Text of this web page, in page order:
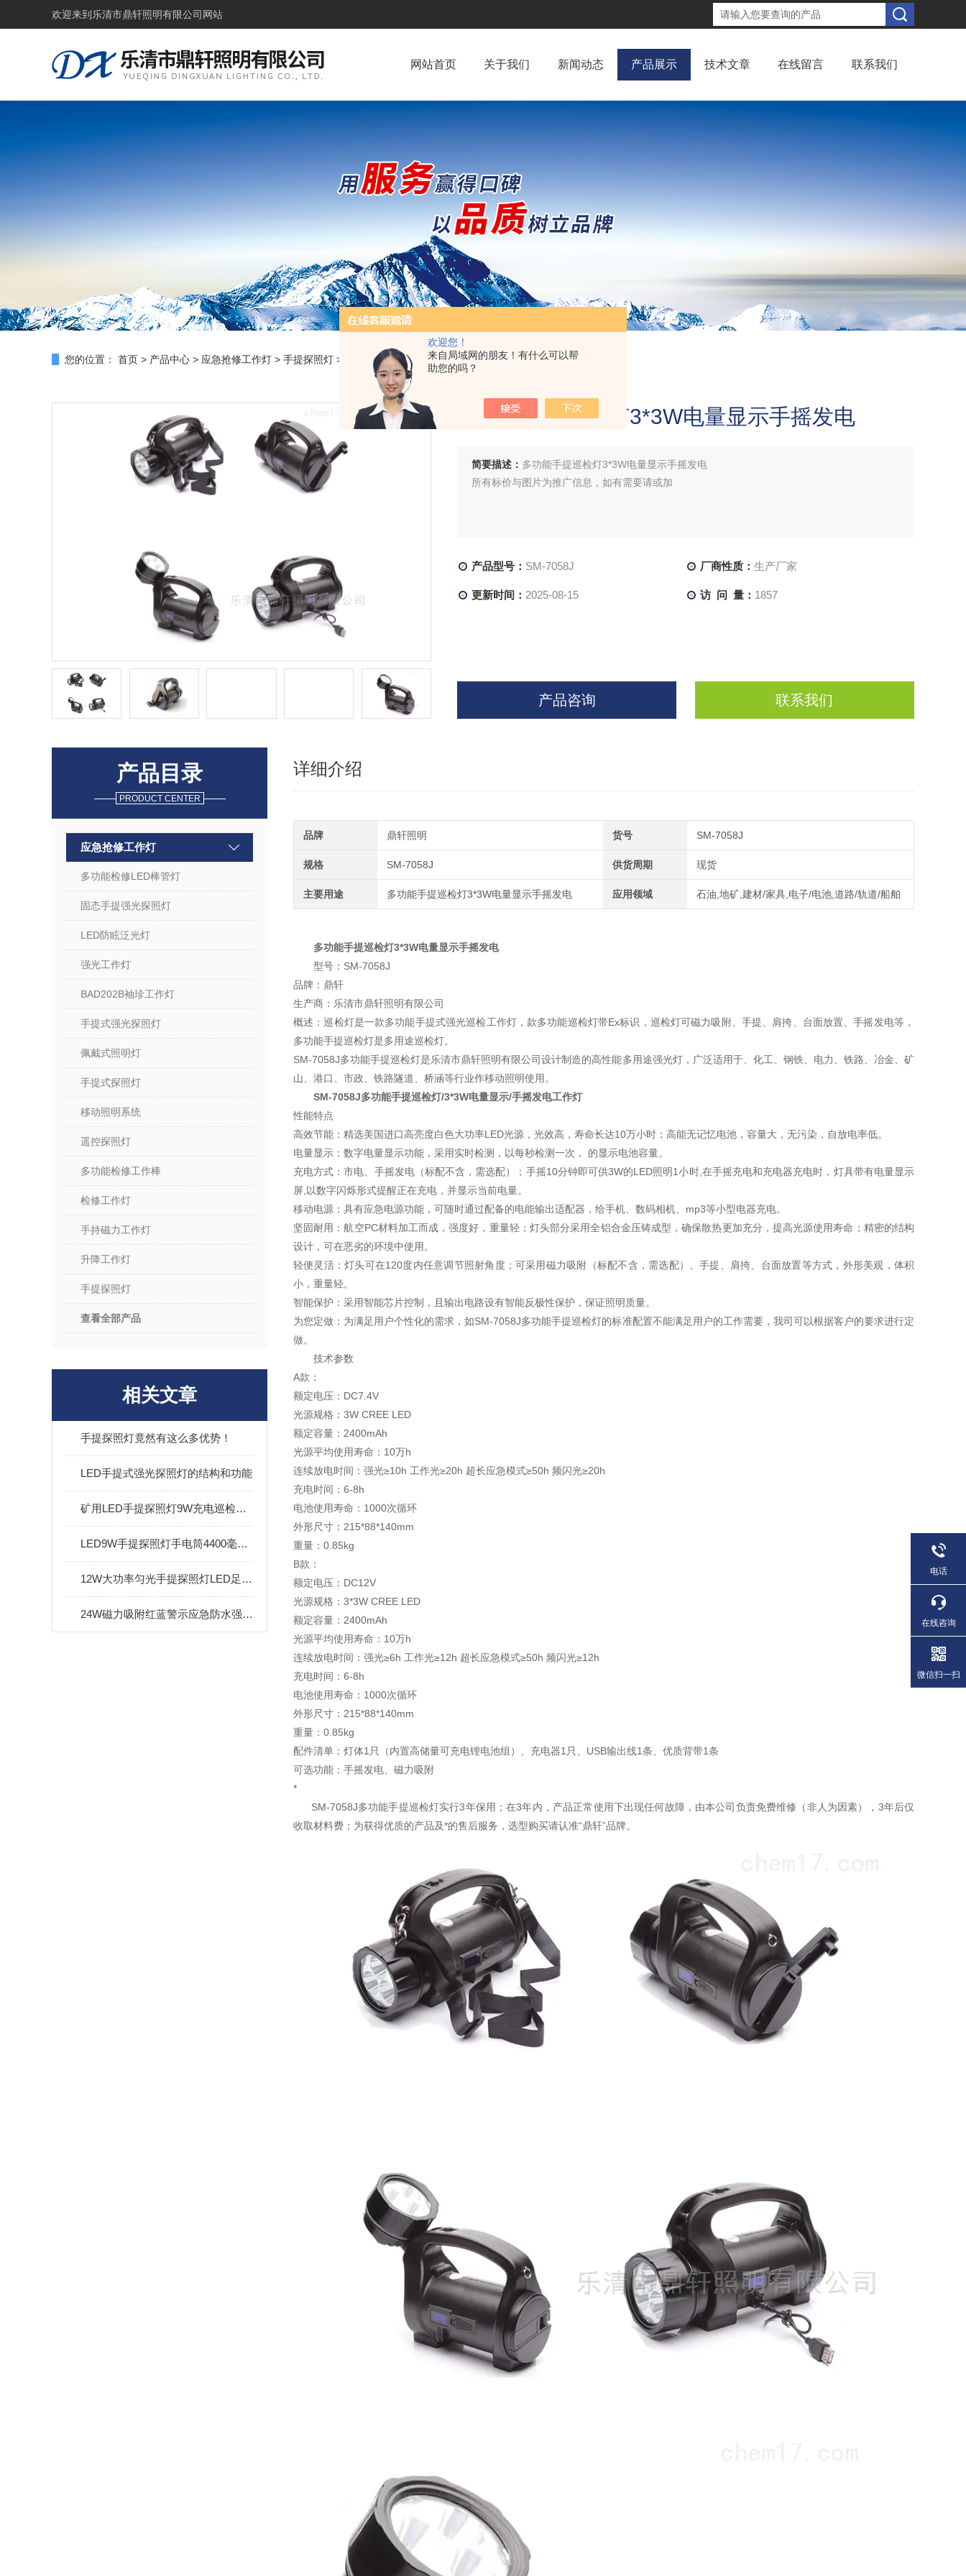
欢迎您！
来自局域网的朋友！有什么可以帮
助您的吗？
欢迎来到 乐清市鼎轩照明有限公司网站
网站首页 关于我们 新闻动态 产品展示 技术文章 在线留言 联系我们
您的位置： 首页 > 产品中心 > 应急抢修工作灯 > 手提探照灯 > SM-7058J多功能手提巡检灯3*3W电量显示手摇发电
多功能手提巡检灯3*3W电量显示手摇发电
简要描述： 多功能手提巡检灯3*3W电量显示手摇发电
所有标价与图片为推广信息，如有需要请或加
产品型号： SM-7058J 厂商性质： 生产厂家
更新时间： 2025-08-15 访 问 量： 1857
产品咨询 联系我们
产品目录
PRODUCT CENTER
应急抢修工作灯
多功能检修LED棒管灯
固态手提强光探照灯
LED防眩泛光灯
强光工作灯
BAD202B袖珍工作灯
手提式强光探照灯
佩戴式照明灯
手提式探照灯
移动照明系统
遥控探照灯
多功能检修工作棒
检修工作灯
手持磁力工作灯
升降工作灯
手提探照灯
查看全部产品
相关文章
手提探照灯竟然有这么多优势！
LED手提式强光探照灯的结构和功能
矿用LED手提探照灯9W充电巡检应急11.1V防水强光手电筒
LED9W手提探照灯手电筒4400毫安锂电池铝合金耐摔
12W大功率匀光手提探照灯LED足迹痕迹勘察搜索电量显示IP65
24W磁力吸附红蓝警示应急防水强光手提探照灯
详细介绍
品牌 鼎轩照明 货号 SM-7058J
规格 SM-7058J 供货周期 现货
主要用途 多功能手提巡检灯3*3W电量显示手摇发电 应用领域 石油,地矿,建材/家具,电子/电池,道路/轨道/船舶
多功能手提巡检灯3*3W电量显示手摇发电
型号：SM-7058J
品牌：鼎轩
生产商：乐清市鼎轩照明有限公司
概述：巡检灯是一款多功能手提式强光巡检工作灯，款多功能巡检灯带Ex标识，巡检灯可磁力吸附、手提、肩挎、台面放置、手摇发电等，
多功能手提巡检灯是多用途巡检灯。
SM-7058J多功能手提巡检灯是乐清市鼎轩照明有限公司设计制造的高性能多用途强光灯，广泛适用于、化工、钢铁、电力、铁路、冶金、矿
山、港口、市政、铁路隧道、桥涵等行业作移动照明使用。
SM-7058J多功能手提巡检灯/3*3W电量显示/手摇发电工作灯
性能特点
高效节能：精选美国进口高亮度白色大功率LED光源，光效高，寿命长达10万小时；高能无记忆电池，容量大，无污染，自放电率低。
电量显示：数字电量显示功能，采用实时检测，以每秒检测一次， 的显示电池容量。
充电方式：市电、手摇发电（标配不含，需选配）；手摇10分钟即可供3W的LED照明1小时,在手摇充电和充电器充电时，灯具带有电量显示
屏,以数字闪烁形式提醒正在充电，并显示当前电量。
移动电源：具有应急电源功能，可随时通过配备的电能输出适配器，给手机、数码相机、mp3等小型电器充电。
坚固耐用：航空PC材料加工而成，强度好，重量轻；灯头部分采用全铝合金压铸成型，确保散热更加充分，提高光源使用寿命；精密的结构
设计，可在恶劣的环境中使用。
轻便灵活：灯头可在120度内任意调节照射角度；可采用磁力吸附（标配不含，需选配）、手提、肩挎、台面放置等方式，外形美观，体积
小，重量轻。
智能保护：采用智能芯片控制，且输出电路设有智能反极性保护，保证照明质量。
为您定做：为满足用户个性化的需求，如SM-7058J多功能手提巡检灯的标准配置不能满足用户的工作需要，我司可以根据客户的要求进行定
做。
技术参数
A款：
额定电压：DC7.4V
光源规格：3W CREE LED
额定容量：2400mAh
光源平均使用寿命：10万h
连续放电时间：强光≥10h 工作光≥20h 超长应急模式≥50h 频闪光≥20h
充电时间：6-8h
电池使用寿命：1000次循环
外形尺寸：215*88*140mm
重量：0.85kg
B款：
额定电压：DC12V
光源规格：3*3W CREE LED
额定容量：2400mAh
光源平均使用寿命：10万h
连续放电时间：强光≥6h 工作光≥12h 超长应急模式≥50h 频闪光≥12h
充电时间：6-8h
电池使用寿命：1000次循环
外形尺寸：215*88*140mm
重量：0.85kg
配件清单：灯体1只（内置高储量可充电锂电池组）、充电器1只、USB输出线1条、优质背带1条
可选功能：手摇发电、磁力吸附
*
SM-7058J多功能手提巡检灯实行3年保用；在3年内，产品正常使用下出现任何故障，由本公司负责免费维修（非人为因素），3年后仅
收取材料费；为获得优质的产品及*的售后服务，选型购买请认准“鼎轩”品牌。
电话
在线咨询
微信扫一扫